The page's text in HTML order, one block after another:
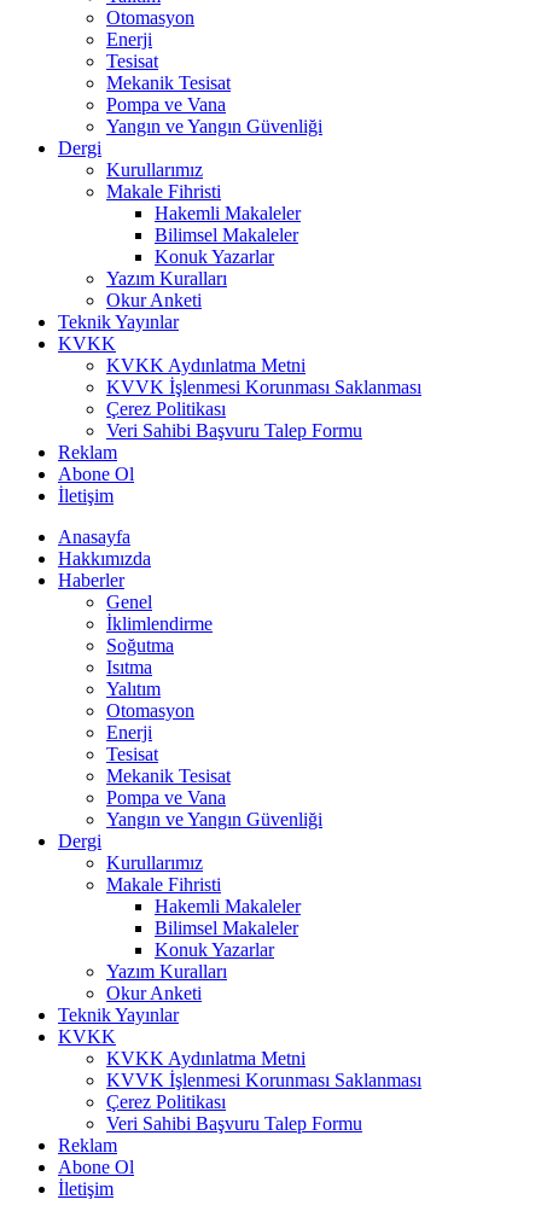
Otomasyon
Enerji
Tesisat
Mekanik Tesisat
Pompa ve Vana
Yangın ve Yangın Güvenliği
Dergi
Kurullarımız
Makale Fihristi
Hakemli Makaleler
Bilimsel Makaleler
Konuk Yazarlar
Yazım Kuralları
Okur Anketi
Teknik Yayınlar
KVKK
KVKK Aydınlatma Metni
KVVK İşlenmesi Korunması Saklanması
Çerez Politikası
Veri Sahibi Başvuru Talep Formu
Reklam
Abone Ol
İletişim
Anasayfa
Hakkımızda
Haberler
Genel
İklimlendirme
Soğutma
Isıtma
Yalıtım
Otomasyon
Enerji
Tesisat
Mekanik Tesisat
Pompa ve Vana
Yangın ve Yangın Güvenliği
Dergi
Kurullarımız
Makale Fihristi
Hakemli Makaleler
Bilimsel Makaleler
Konuk Yazarlar
Yazım Kuralları
Okur Anketi
Teknik Yayınlar
KVKK
KVKK Aydınlatma Metni
KVVK İşlenmesi Korunması Saklanması
Çerez Politikası
Veri Sahibi Başvuru Talep Formu
Reklam
Abone Ol
İletişim